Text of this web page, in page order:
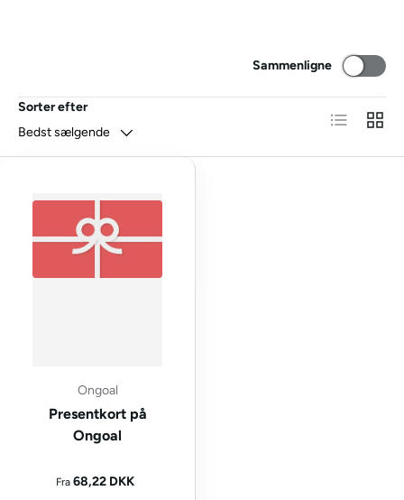
Sorter efter
Bedst sælgende
Sammenligne
Liste GRID
Ongoal
Presentkort på
Ongoal
Normal pris
Fra 68,22 DKK